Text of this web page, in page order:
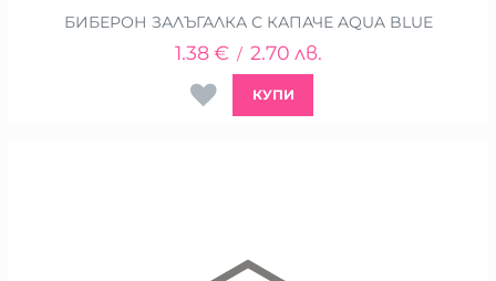
БИБЕРОН ЗАЛЪГАЛКА С КАПАЧЕ AQUA BLUE
1.38 € / 2.70 лв.
КУПИ